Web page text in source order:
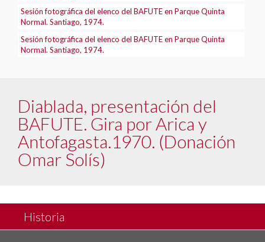
Sesión fotográfica del elenco del BAFUTE en Parque Quinta
Normal. Santiago, 1974.
Sesión fotográfica del elenco del BAFUTE en Parque Quinta
Normal. Santiago, 1974.
Diablada, presentación del
BAFUTE. Gira por Arica y
Antofagasta.1970. (Donación
Omar Solís)
Historia